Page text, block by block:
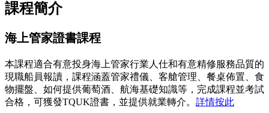
課程簡介
海上管家證書課程
本課程適合有意投身海上管家行業人仕和有意精修服務品質的
現職船員報讀，課程涵蓋管家禮儀、客艙管理、餐桌佈置、食
物擺盤、如何提供葡萄酒、航海基礎知識等，完成課程並考試
合格，可獲發TQUK證書，並提供就業轉介。 詳情按此